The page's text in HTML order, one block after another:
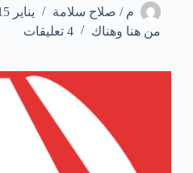
م / صلاح سلامة
يناير 15, 2017
من هنا وهناك
4 تعليقات